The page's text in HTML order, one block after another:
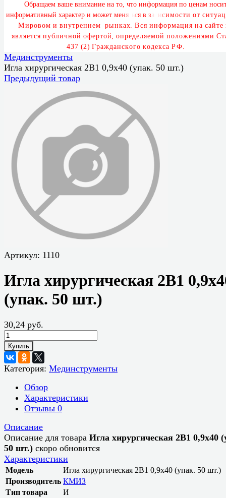
Обращаем ваше внимание на то, что информация по ценам носи
информативный характер и может меня ься в за висимости от ситуац
Мировом и внутреннем рынках. Вся информация на сайте
является публичной офертой, определяемой положениями Ст
437 (2) Гражданского кодекса РФ.
Мединструменты
Игла хирургическая 2В1 0,9х40 (упак. 50 шт.)
Предыдущий товар
Артикул: 1110
Игла хирургическая 2В1
(упак. 50 шт.)
30,24 руб.
Купить
Категория: Мединструменты
Обзор
Характеристики
Отзывы 0
Описание
Описание для товара Игла хирургическая 2В1 0,9х40
50 шт.) скоро обновится
Характеристики
Модель
Игла хирургическая 2В1 0,9х40 (упак. 50 шт.)
Производитель КМИЗ
Тип товара
И